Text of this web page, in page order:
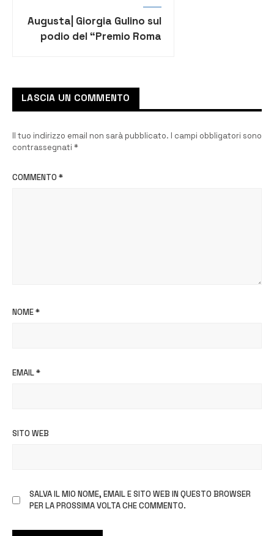
Augusta| Giorgia Gulino sul
podio del “Premio Roma
LASCIA UN COMMENTO
Il tuo indirizzo email non sarà pubblicato. I campi obbligatori sono
contrassegnati *
COMMENTO *
NOME*
EMAIL*
SITO WEB
SALVA IL MIO NOME, EMAIL E SITO WEB IN QUESTO BROWSER
PER LA PROSSIMA VOLTA CHE COMMENTO.